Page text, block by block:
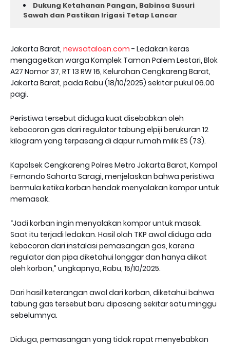
Dukung Ketahanan Pangan, Babinsa Susuri
Sawah dan Pastikan Irigasi Tetap Lancar
Jakarta Barat, newsataloen.com - Ledakan keras
mengagetkan warga Komplek Taman Palem Lestari, Blok
A27 Nomor 37, RT 13 RW 16, Kelurahan Cengkareng Barat,
Jakarta Barat, pada Rabu (18/10/2025) sekitar pukul 06.00
pagi.
Peristiwa tersebut diduga kuat disebabkan oleh
kebocoran gas dari regulator tabung elpiji berukuran 12
kilogram yang terpasang di dapur rumah milik ES (73).
Kapolsek Cengkareng Polres Metro Jakarta Barat, Kompol
Fernando Saharta Saragi, menjelaskan bahwa peristiwa
bermula ketika korban hendak menyalakan kompor untuk
memasak.
“Jadi korban ingin menyalakan kompor untuk masak.
Saat itu terjadi ledakan. Hasil olah TKP awal diduga ada
kebocoran dari instalasi pemasangan gas, karena
regulator dan pipa diketahui longgar dan hanya diikat
oleh korban,” ungkapnya, Rabu, 15/10/2025.
Dari hasil keterangan awal dari korban, diketahui bahwa
tabung gas tersebut baru dipasang sekitar satu minggu
sebelumnya.
Diduga, pemasangan yang tidak rapat menyebabkan